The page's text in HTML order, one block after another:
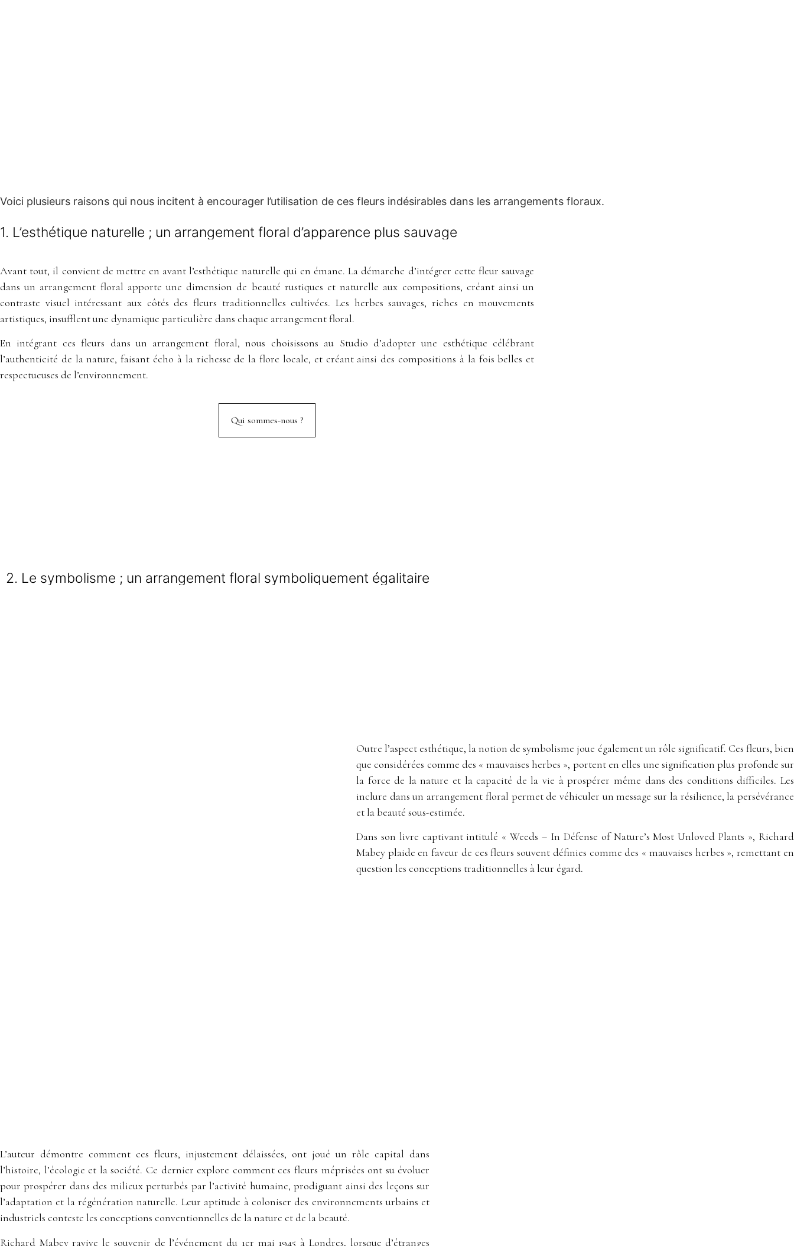
Voici plusieurs raisons qui nous incitent à encourager l’utilisation de ces fleurs indésirables dans les arrangements floraux.
1. L’esthétique naturelle ; un arrangement floral d’apparence plus sauvage
Avant tout, il convient de mettre en avant l’esthétique naturelle qui en émane. La démarche d’intégrer cette fleur sauvage
dans un arrangement floral apporte une dimension de beauté rustiques et naturelle aux compositions, créant ainsi un
contraste visuel intéressant aux côtés des fleurs traditionnelles cultivées. Les herbes sauvages, riches en mouvements
artistiques, insufflent une dynamique particulière dans chaque arrangement floral.
En intégrant ces fleurs dans un arrangement floral, nous choisissons au Studio d’adopter une esthétique célébrant
l’authenticité de la nature, faisant écho à la richesse de la flore locale, et créant ainsi des compositions à la fois belles et
respectueuses de l’environnement.
Qui sommes-nous ?
2. Le symbolisme ; un arrangement floral symboliquement égalitaire
Outre l’aspect esthétique, la notion de symbolisme joue également un rôle significatif. Ces fleurs, bien
que considérées comme des « mauvaises herbes », portent en elles une signification plus profonde sur
la force de la nature et la capacité de la vie à prospérer même dans des conditions difficiles. Les
inclure dans un arrangement floral permet de véhiculer un message sur la résilience, la persévérance
et la beauté sous-estimée.
Dans son livre captivant intitulé « Weeds – In Défense of Nature’s Most Unloved Plants », Richard
Mabey plaide en faveur de ces fleurs souvent définies comme des « mauvaises herbes », remettant en
question les conceptions traditionnelles à leur égard.
L’auteur démontre comment ces fleurs, injustement délaissées, ont joué un rôle capital dans
l’histoire, l’écologie et la société. Ce dernier explore comment ces fleurs méprisées ont su évoluer
pour prospérer dans des milieux perturbés par l’activité humaine, prodiguant ainsi des leçons sur
l’adaptation et la régénération naturelle. Leur aptitude à coloniser des environnements urbains et
industriels conteste les conceptions conventionnelles de la nature et de la beauté.
Richard Mabey ravive le souvenir de l’événement du 1er mai 1945 à Londres, lorsque d’étranges